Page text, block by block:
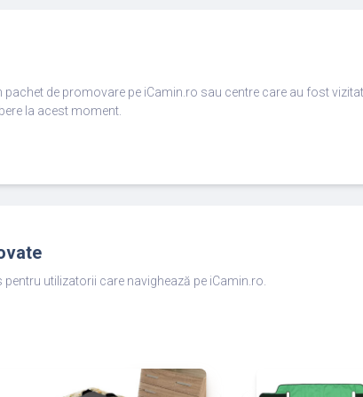
de promovare pe iCamin.ro sau centre care au fost
la acest moment.
utilizatorii care navighează pe iCamin.ro.